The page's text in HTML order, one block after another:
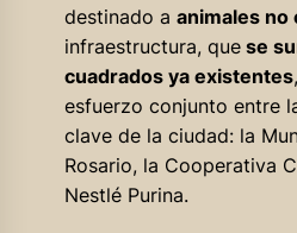
destinado a animales no
infraestructura, quese
cuadrados ya existentes
esfuerzo conjunto entre
clave de la ciudad: la
Rosario, la Cooperativa
Nestlé Purina.